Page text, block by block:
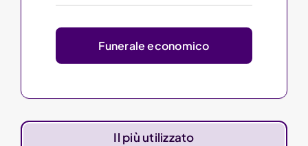
Funerale economico
Il più utilizzato